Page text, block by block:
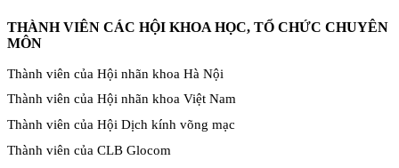
THÀNH VIÊN CÁC HỘI KHOA HỌC, TỔ CHỨC CHUYÊN
MÔN
Thành viên của Hội nhãn khoa Hà Nội
Thành viên của Hội nhãn khoa Việt Nam
Thành viên của Hội Dịch kính võng mạc
Thành viên của CLB Glocom